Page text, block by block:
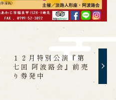
Admission
１２月特別公演『第
七回 阿波路会』前売
り券発中